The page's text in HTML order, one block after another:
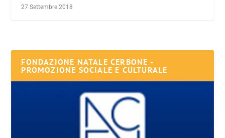
27 Settembre 2018
FONDAZIONE NATALE CERBONE -
PROMOZIONE SOCIALE E CULTURALE